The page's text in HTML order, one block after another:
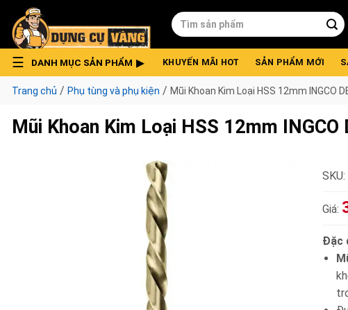
content
Tìm
kiếm:
DANH MỤC SẢN PHẨM KHUYẾN MÃI HOT SẢN PHẨM MỚI
Trang chủ / Phụ tùng và phụ kiện / Mũi Khoan Kim Loại HSS 12mm INGCO
Mũi Khoan Kim Loại HSS 12mm
SKU:
Giá:
Đặc